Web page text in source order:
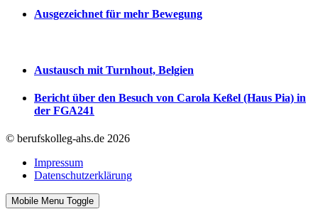
Ausgezeichnet für mehr Bewegung
Austausch mit Turnhout, Belgien
Bericht über den Besuch von Carola Keßel (Haus Pia) in
der FGA241
© berufskolleg-ahs.de 2026
Impressum
Datenschutzerklärung
Mobile Menu Toggle